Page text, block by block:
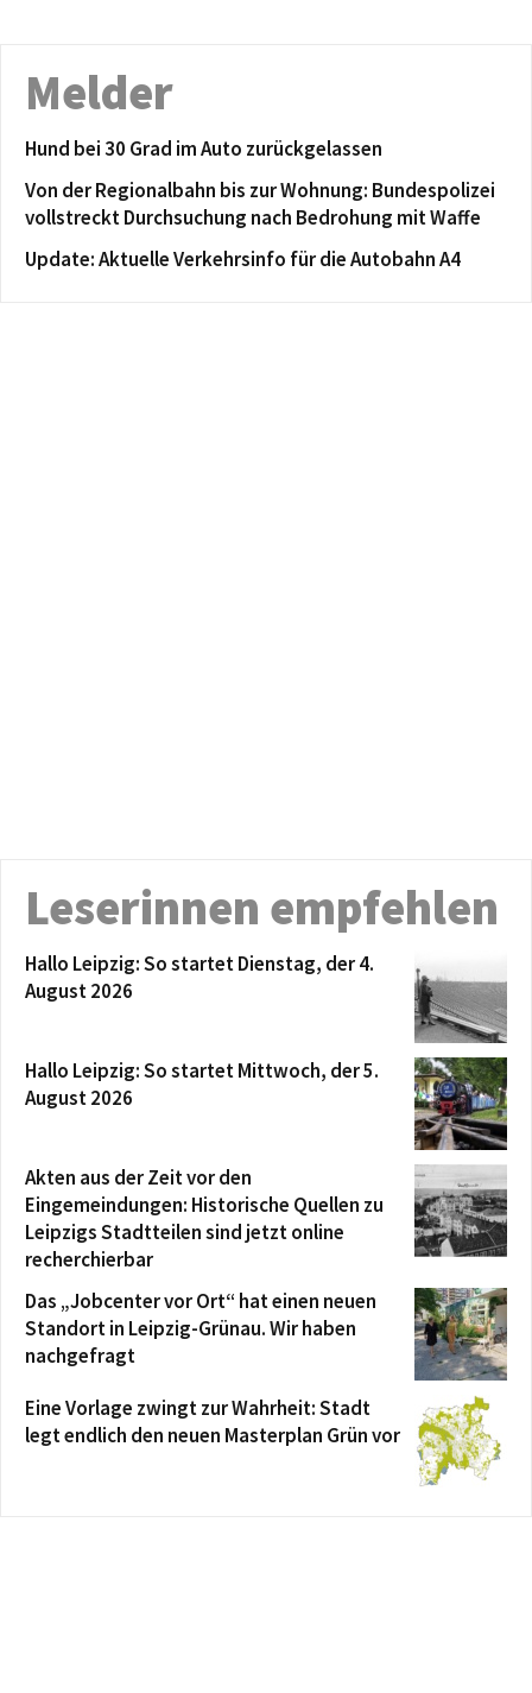
Melder
Hund bei 30 Grad im Auto zurückgelassen
Von der Regionalbahn bis zur Wohnung: Bundespolizei
vollstreckt Durchsuchung nach Bedrohung mit Waffe
Update: Aktuelle Verkehrsinfo für die Autobahn A4
Leserinnen empfehlen
Hallo Leipzig: So startet Dienstag, der 4.
August 2026
Hallo Leipzig: So startet Mittwoch, der 5.
August 2026
Akten aus der Zeit vor den
Eingemeindungen: Historische Quellen zu
Leipzigs Stadtteilen sind jetzt online
recherchierbar
Das „Jobcenter vor Ort“ hat einen neuen
Standort in Leipzig-Grünau. Wir haben
nachgefragt
Eine Vorlage zwingt zur Wahrheit: Stadt
legt endlich den neuen Masterplan Grün vor